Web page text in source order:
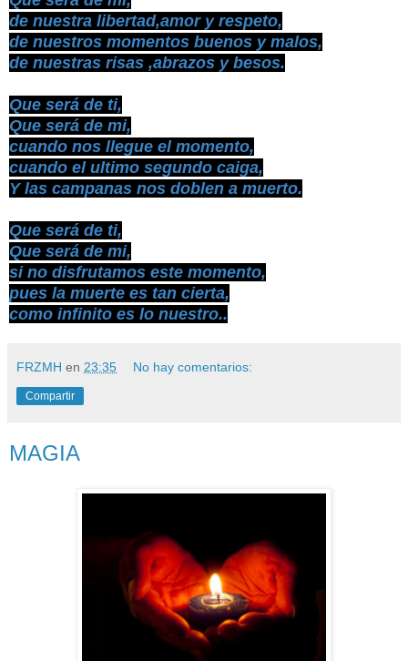
de nuestra libertad,amor y respeto,
de nuestros momentos buenos y malos,
de nuestras risas ,abrazos y besos.
Que será de ti,
Que será de mi,
cuando nos llegue el momento,
cuando el ultimo segundo caiga,
Y las campanas nos doblen a muerto.
Que será de ti,
Que será de mi,
si no disfrutamos este momento,
pues la muerte es tan cierta,
como infinito es lo nuestro..
FRZMH en 23:35 No hay comentarios:
Compartir
MAGIA